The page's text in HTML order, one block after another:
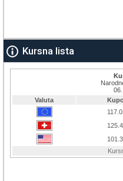
Kursna lista